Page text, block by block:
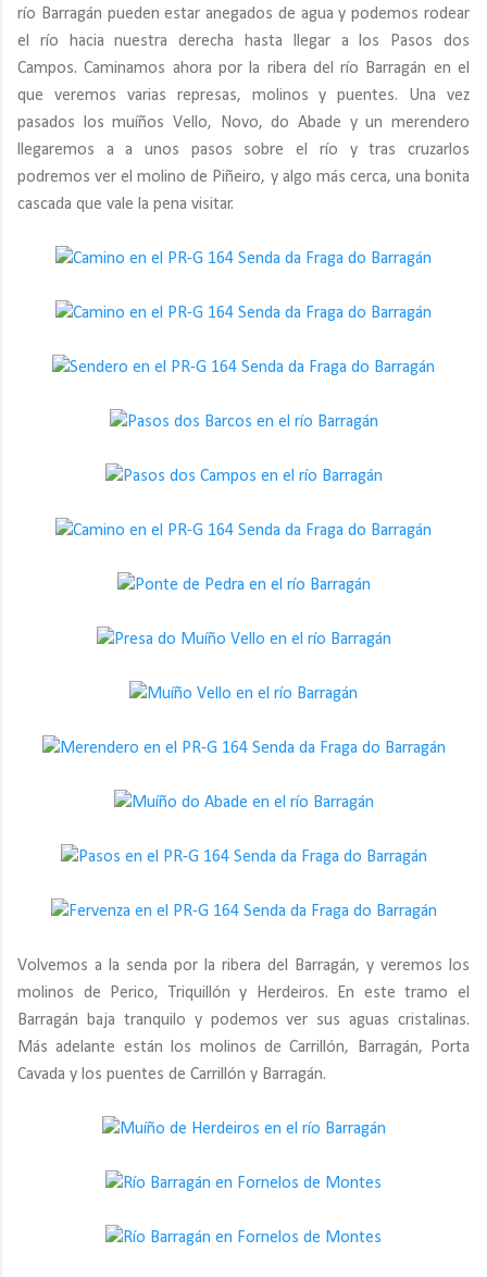
río Barragán pueden estar anegados de agua y podemos rodear
el río hacia nuestra derecha hasta llegar a los Pasos dos
Campos. Caminamos ahora por la ribera del río Barragán en el
que veremos varias represas, molinos y puentes. Una vez
pasados los muíños Vello, Novo, do Abade y un merendero
llegaremos a a unos pasos sobre el río y tras cruzarlos
podremos ver el molino de Piñeiro, y algo más cerca, una bonita
cascada que vale la pena visitar.
Volvemos a la senda por la ribera del Barragán, y veremos los
molinos de Perico, Triquillón y Herdeiros. En este tramo el
Barragán baja tranquilo y podemos ver sus aguas cristalinas.
Más adelante están los molinos de Carrillón, Barragán, Porta
Cavada y los puentes de Carrillón y Barragán.